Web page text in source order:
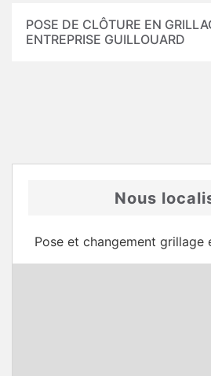
POSE DE CLÔTURE EN
ENTREPRISE GUILLOUARD
Nous
Pose et changement grillage